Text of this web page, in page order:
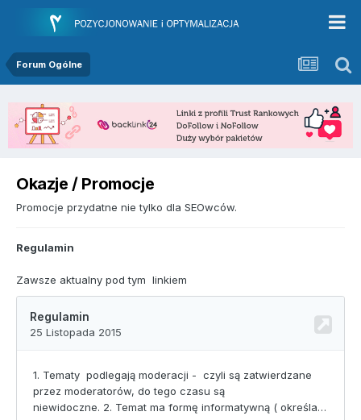
Forum Ogólne
Okazje / Promocje
Promocje przydatne nie tylko dla SEOwców.
Regulamin
Zawsze aktualny pod tym linkiem